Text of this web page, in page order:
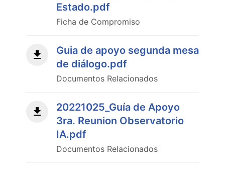
Estado.pdf
Ficha de Compromiso
Guia de apoyo segunda mesa
de diálogo.pdf
Documentos Relacionados
20221025_Guía de Apoyo
3ra. Reunion Observatorio
IA.pdf
Documentos Relacionados